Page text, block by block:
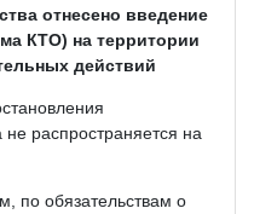
отнесено введение
КТО) на территории
действий
не распространяется на
по обязательствам о